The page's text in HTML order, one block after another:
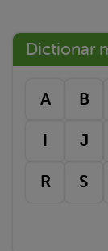
Dictionar
A B
I J
R S